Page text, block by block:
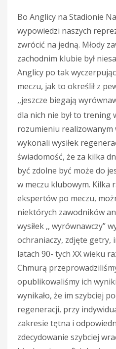
Bo Anglicy na Stadionie
wypowiedzi naszych
zwrócić na jedną. Młody
zachodnim klubie był
Anglicy po tak
meczu, jak to określił z
,,jeszcze biegają
dla nich nie był to trening
rozumieniu realizowanym
wykonali wysiłek
świadomość, że za kilka
być zdolne być może do
w meczu klubowym. Kilka
ekspertów po meczu,
niektórych zawodników
wysiłek ,, wyrównawczy”
ochraniaczy, zdjęte getry,
latach 90- tych XX wieku
Chmurą
opublikowaliśmy ich
wynikało, że im szybciej
regeneracji, przy
zakresie tętna i
zdecydowanie szybciej